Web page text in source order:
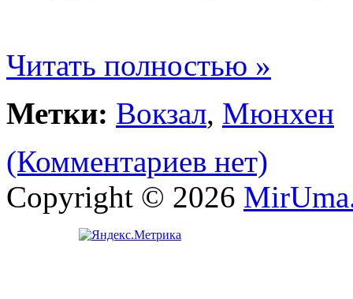
Читать полностью »
Метки: Вокзал, Мюнхен
(Комментариев нет)
Copyright © 2026